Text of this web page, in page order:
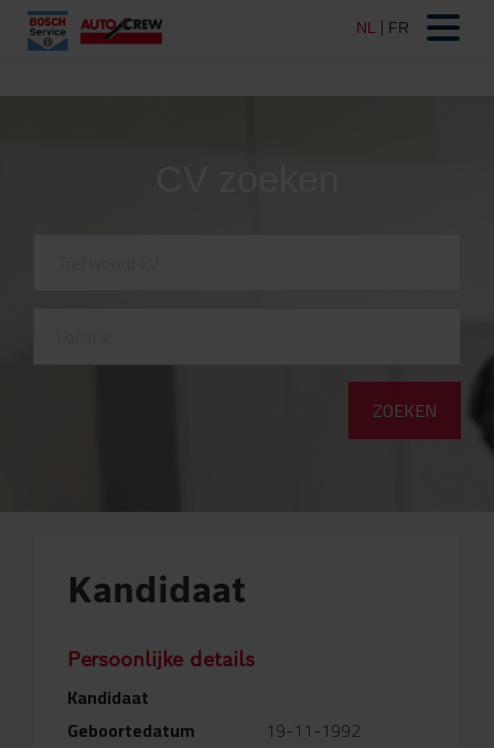
Kandidaat
Persoonlijke details
Kandidaat
Geboortedatum
19-11-1992